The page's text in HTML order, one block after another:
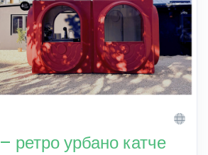
ретро урбано катче